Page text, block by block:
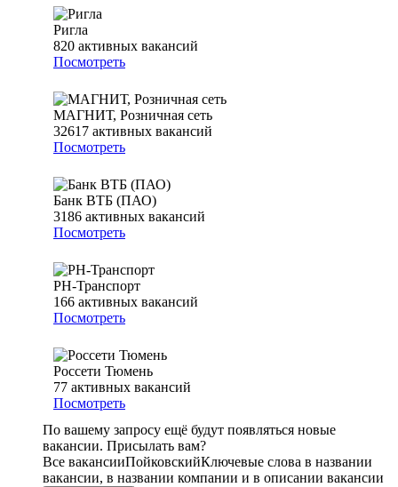
Ригла
820 активных вакансий
Посмотреть
МАГНИТ, Розничная сеть
32617 активных вакансий
Посмотреть
Банк ВТБ (ПАО)
3186 активных вакансий
Посмотреть
РН-Транспорт
166 активных вакансий
Посмотреть
Россети Тюмень
77 активных вакансий
Посмотреть
По вашему запросу ещё будут появляться новые
вакансии. Присылать вам?
Все вакансииПойковскийКлючевые слова в названии
вакансии, в названии компании и в описании вакансии